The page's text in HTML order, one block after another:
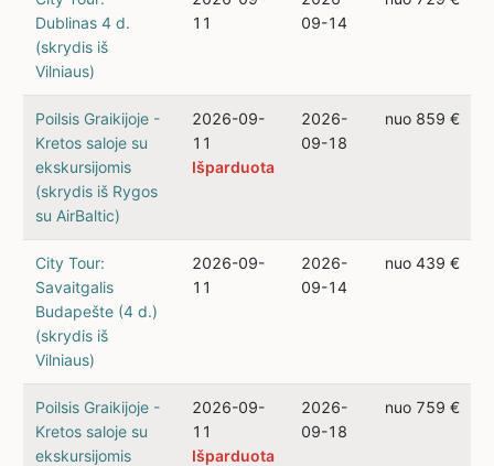
Dublinas 4 d.
(skrydis iš
Vilniaus)
11
09-14
Poilsis Graikijoje -
Kretos saloje su
ekskursijomis
(skrydis iš Rygos
su AirBaltic)
2026-09-
11
Išparduota
2026-
09-18
nuo 859 €
City Tour:
Savaitgalis
Budapešte (4 d.)
(skrydis iš
Vilniaus)
2026-09-
11
2026-
09-14
nuo 439 €
Poilsis Graikijoje -
Kretos saloje su
ekskursijomis
2026-09-
11
Išparduota
2026-
09-18
nuo 759 €